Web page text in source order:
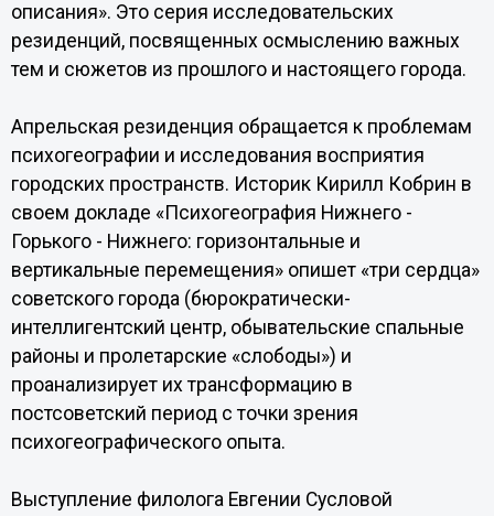
описания». Это серия исследовательских
резиденций, посвященных осмыслению важных
тем и сюжетов из прошлого и настоящего города.
Апрельская резиденция обращается к проблемам
психогеографии и исследования восприятия
городских пространств. Историк Кирилл Кобрин в
своем докладе «Психогеография Нижнего -
Горького - Нижнего: горизонтальные и
вертикальные перемещения» опишет «три сердца»
советского города (бюрократически-
интеллигентский центр, обывательские спальные
районы и пролетарские «слободы») и
проанализирует их трансформацию в
постсоветский период с точки зрения
психогеографического опыта.
Выступление филолога Евгении Сусловой